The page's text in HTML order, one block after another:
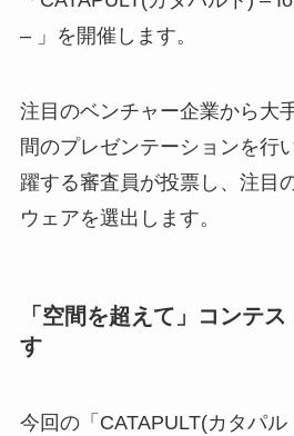
– 」を開催します。
注目のベンチャー企業から大
間のプレゼンテーションを行
躍する審査員が投票し、注目
ウェアを選出します。
「空間を超えて」コンテ
す
今回の「CATAPULT(カタパ